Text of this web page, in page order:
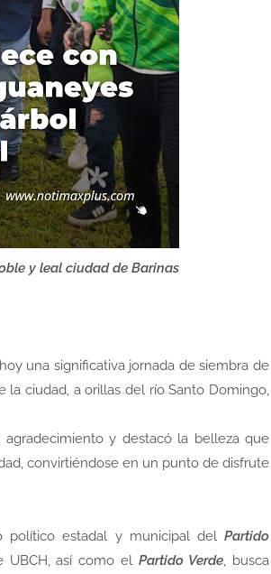
y leal ciudad de Barinas
una significativa jornada de siembra de
la ciudad, a orillas del río Santo Domingo,
agradecimiento y destacó la belleza que
convirtiéndose en un punto de disfrute
político estadal y municipal delPartido
así como elPartido Verde, busca